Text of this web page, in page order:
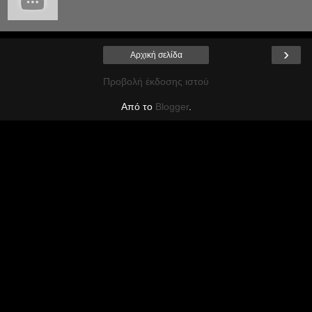
›
Αρχική σελίδα
Προβολή έκδοσης ιστού
Από το Blogger.